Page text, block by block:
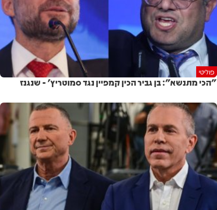
פוליטי
"הכי מתנשא": בן גביר הכין קמפיין נגד סמוטריץ' - שנגנז